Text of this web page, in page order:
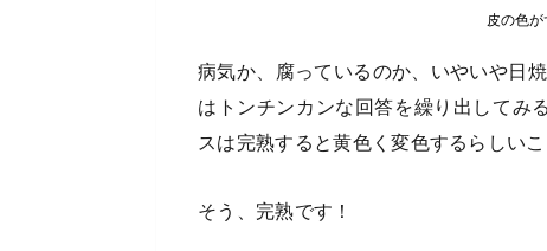
皮の色
病気か、腐っているのか、いやいや
はトンチンカンな回答を繰り出してみ
スは完熟すると黄色く変色するらしいこ
そう、完熟です！